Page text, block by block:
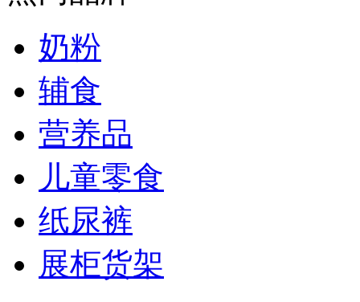
奶粉
辅食
营养品
儿童零食
纸尿裤
展柜货架